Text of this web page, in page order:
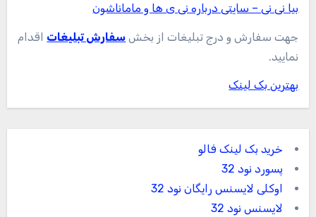
بیا نی نی – سایتی درباره نی ی ها و ماماناشون
جهت سفارش و درج تبلیغات از بخش سفارش تبلیغات اقدام
نمایید.
بهترین بک لینک
خرید بک لینک فالو
پسورد نود 32
اوکلی لایسنس رایگان نود 32
لایسنس نود 32